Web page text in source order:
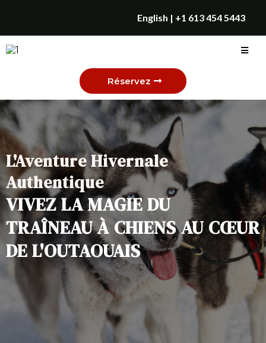
English | +1 613 454 5443
Réservez
L'Aventure Hivernale
Authentique
VIVEZ LA MAGIE DU
TRAÎNEAU À CHIENS AU CŒUR
DE L'OUTAOUAIS
Plus qu'une balade, une immersion en
nature avec une famille de
passionnés et leurs chiens heureux.